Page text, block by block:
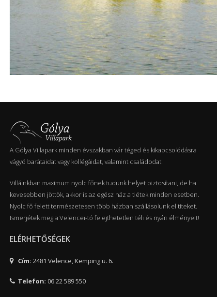
A Gólya Villapark minden évszakban vár téged és kikapcsolódásra
vágyó barátaidat vagy kollégáidat, valamint családodat.
Villáinkban maximum nyolc főnek tudunk helyet biztosítani, de ha
kevesebben jöttök, akkor is az egész ház a tiétek minden esetben.
Nyolc fő felett természetesen több házban szállásolunk el titeket.
Ismerjétek meg a Velencei-tó felejthetetlen téli és nyári élményeit!
ELÉRHETŐSÉGEK
Cím: 2481 Velence, Kemping u. 6.
Telefon: 06 22 589 550